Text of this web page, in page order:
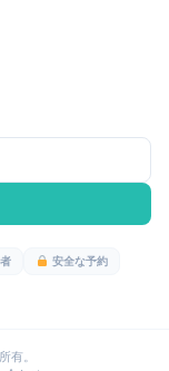
安全な予約
有。